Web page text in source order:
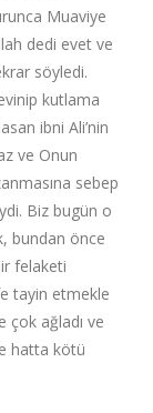
Muaviye
dedi evet ve
söyledi.
kutlama
ibni Ali’nin
ve Onun
sebep
Biz bugün o
bundan önce
felaketi
tayin etmekle
çok ağladı ve
hatta kötü